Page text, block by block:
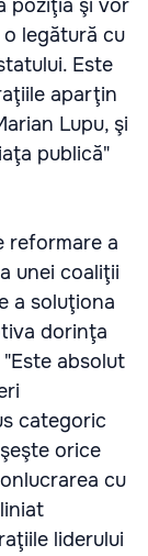
poziţia şi vor
legătură cu
Este
aparţin
Lupu, şi
publică"
reformare a
unei coaliţii
a soluţiona
dorinţa
absolut
categoric
orice
cu
liderului